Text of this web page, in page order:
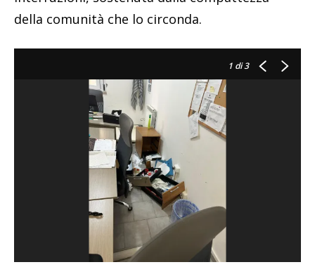
della comunità che lo circonda.
1 di 3